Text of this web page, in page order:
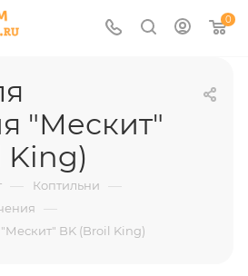
0
"Мескит"
King)
— Коптильни —
—
BK (Broil King)